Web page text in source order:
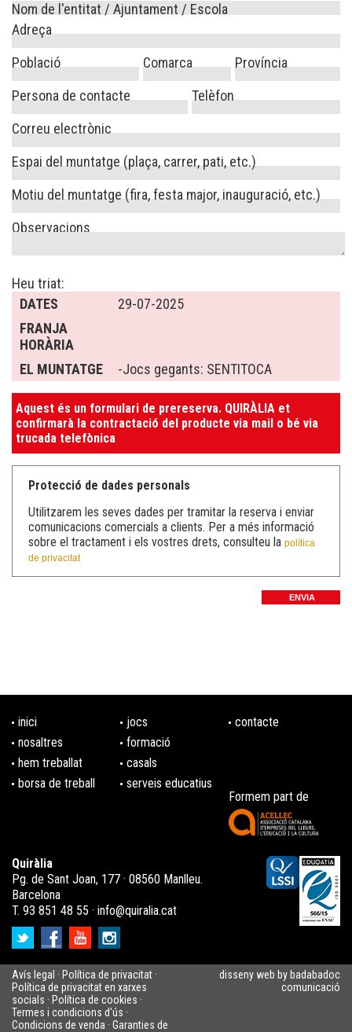
Nom de l'entitat / Ajuntament / Escola
Adreça
Població
Comarca
Província
Persona de contacte
Telèfon
Correu electrònic
Espai del muntatge (plaça, carrer, pati, etc.)
Motiu del muntatge (fira, festa major, inauguració, etc.)
Observacions
Heu triat:
DATES
29-07-2025
FRANJA
HORÀRIA
EL MUNTATGE
-Jocs gegants: SENTITOCA
Aquest és un formulari de prereserva. QUIRÀLIA et
confirmarà la contractació del producte via mail o bé via
trucada telefònica
Protecció de dades personals
Utilitzarem les seves dades per tramitar la reserva i enviar
comunicacions comercials a clients. Per a més informació
sobre el tractament i els vostres drets, consulteu la política
de privacitat
inici
nosaltres
hem treballat
borsa de treball
jocs
formació
casals
serveis educatius
contacte
Formem part de
Quiràlia
Pg. de Sant Joan, 177 · 08560 Manlleu.
Barcelona
T. 93 851 48 55 · info@quiralia.cat
Avís legal · Política de privacitat ·
Política de privacitat en xarxes
socials · Política de cookies ·
Termes i condicions d'ús ·
Condicions de venda · Garanties de
disseny web by badabadoc
comunicació